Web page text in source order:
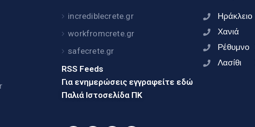
incrediblecrete.gr
workfromcrete.gr
safecrete.gr
RSS Feeds
Για ενημερώσεις εγγραφείτε εδώ
Παλιά Ιστοσελίδα ΠΚ
Ηράκλειο
Χανιά
Ρέθυμνο
Λασίθι